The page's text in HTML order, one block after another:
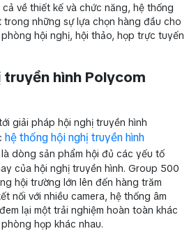
về thiết kế và chức năng, hệ thống
trong những sự lựa chọn hàng đầu cho
hội nghị, hội thảo, họp trực tuyến
hình Polycom
giải pháp hội nghị truyền hình
hệ thống hội nghị truyền hình
dòng sản phẩm hội đủ các yếu tố
của hội nghị truyền hình. Group 500
hội trường lớn lên đến hàng trăm
nối với nhiều camera, hệ thống âm
lại một trải nghiệm hoàn toàn khác
họp khác nhau.